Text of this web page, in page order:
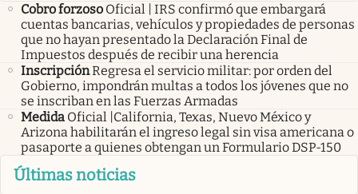
Cobro forzoso Oficial | IRS confirmó que embargará
cuentas bancarias, vehículos y propiedades de personas
que no hayan presentado la Declaración Final de
Impuestos después de recibir una herencia
InscripciónRegresa el servicio militar: por orden del
Gobierno, impondrán multas a todos los jóvenes que no
se inscriban en las Fuerzas Armadas
Medida Oficial |California, Texas, Nuevo México y
Arizona habilitarán el ingreso legal sin visa americana o
pasaporte a quienes obtengan un Formulario DSP-150
Últimas noticias